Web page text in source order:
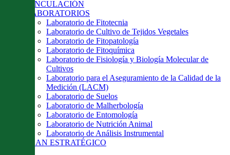
VINCULACIÓN
LABORATORIOS
Laboratorio de Fitotecnia
Laboratorio de Cultivo de Tejidos Vegetales
Laboratorio de Fitopatología
Laboratorio de Fitoquímica
Laboratorio de Fisiología y Biología Molecular de
Cultivos
Laboratorio para el Aseguramiento de la Calidad de la
Medición (LACM)
Laboratorio de Suelos
Laboratorio de Malherbología
Laboratorio de Entomología
Laboratorio de Nutrición Animal
Laboratorio de Análisis Instrumental
PLAN ESTRATÉGICO